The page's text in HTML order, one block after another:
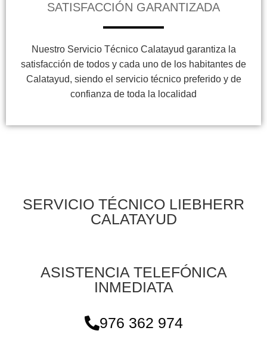
SATISFACCIÓN GARANTIZADA
Nuestro Servicio Técnico Calatayud garantiza la
satisfacción de todos y cada uno de los habitantes de
Calatayud, siendo el servicio técnico preferido y de
confianza de toda la localidad
SERVICIO TÉCNICO LIEBHERR
CALATAYUD
ASISTENCIA TELEFÓNICA
INMEDIATA
976 362 974